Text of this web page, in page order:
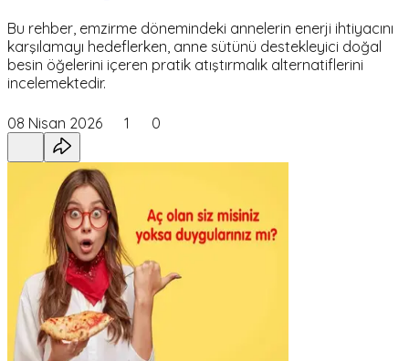
Bu rehber, emzirme dönemindeki annelerin enerji ihtiyacını
karşılamayı hedeflerken, anne sütünü destekleyici doğal
besin öğelerini içeren pratik atıştırmalık alternatiflerini
incelemektedir.
08 Nisan 2026 1 0